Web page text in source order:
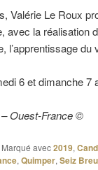
Valérie Le Roux
avec la réalisation
l’apprentissage
6 et dimanche 7
Ouest-France ©
Marqué avec2019,
, Quimper, Seiz